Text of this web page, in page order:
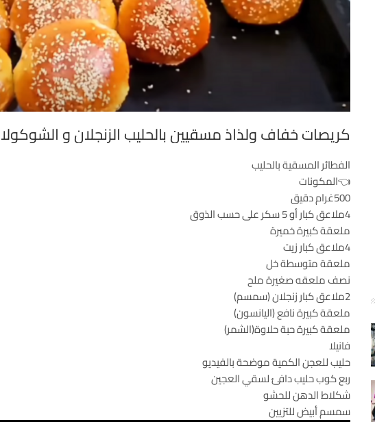
كريصات خفاف ولذاذ مسقيين بالحليب الزنجلان و الشوكولا
الفطائر المسقية بالحليب
👈المكونات
500غرام دقيق
4ملاعق كبار أو 5 سكر على حسب الذوق
ملعقة كبيرة خميرة
4ملاعق كبار زيت
ملعقة متوسطة خل
نصف ملعقه صغيرة ملح
2ملاعق كبار زنجلان (سمسم)
ملعقة كبيرة نافع (اليانسون)
ملعقة كبيرة حبة حلاوة(الشمر)
فانيلا
حليب للعجن الكمية موضحة بالفيديو
ربع كوب حليب دافئ لسقي العجين
شكلاط الدهن للحشو
سمسم أبيض للتزيين